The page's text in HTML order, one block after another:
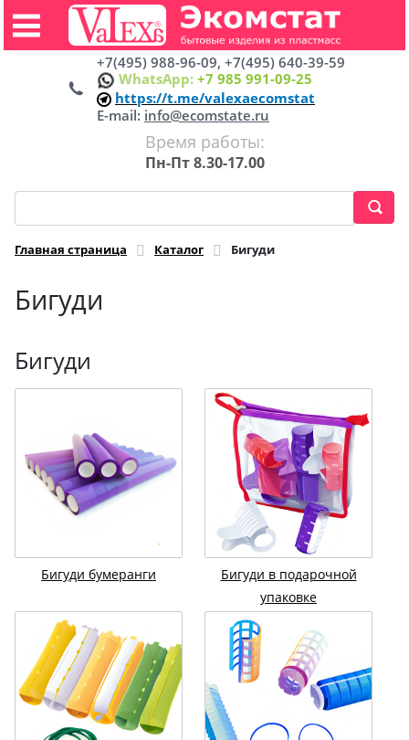
+7(495) 988-96-09, +7(495) 640-39-59
WhatsApp: +7 985 991-09-25
https://t.me/valexaecomstat
E-mail: info@ecomstate.ru
Время работы:
Пн-Пт 8.30-17.00
Главная страница Каталог Бигуди
Бигуди
Бигуди
Бигуди бумеранги
Бигуди в подарочной
упаковке